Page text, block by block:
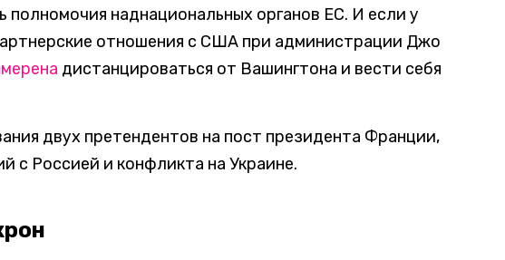
полномочия наднациональных органов ЕС. И если у
отношения с США при администрации Джо
дистанцироваться от Вашингтона и вести себя
двух претендентов на пост президента Франции,
с Россией и конфликта на Украине.